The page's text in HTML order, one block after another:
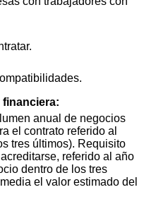
financiera:
anual de negocios
el contrato referido al
tres últimos). Requisito
referido al año
dentro de los tres
el valor estimado del